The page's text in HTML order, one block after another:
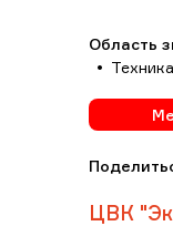
Область
ЦВК